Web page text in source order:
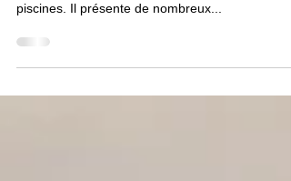
Le PVC armé est un matériau de plus en plus
piscines. Il présente de nombreux...